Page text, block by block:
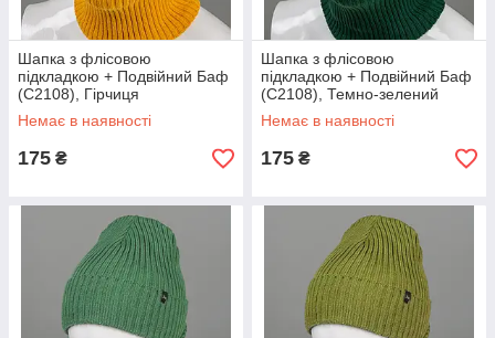
Шапка з флісовою
підкладкою + Подвійний Баф
(С2108), Гірчиця
Немає в наявності
175 ₴
Шапка з флісовою
підкладкою + Подвійний Баф
(С2108), Темно-зелений
Немає в наявності
175 ₴